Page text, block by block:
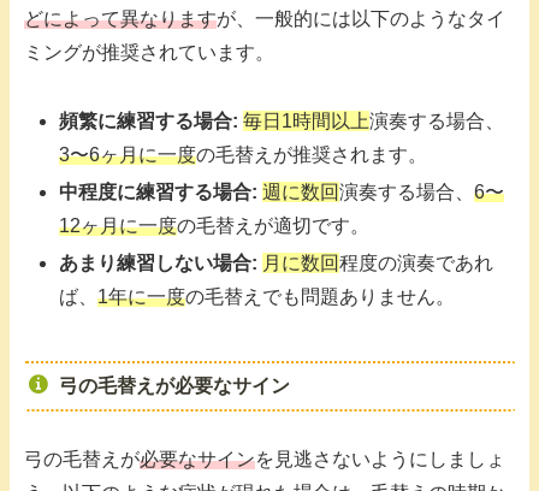
どによって異なりますが、一般的には以下のようなタイ
ミングが推奨されています。
頻繁に練習する場合: 毎日1時間以上演奏する場合、
3〜6ヶ月に一度の毛替えが推奨されます。
中程度に練習する場合: 週に数回演奏する場合、6〜
12ヶ月に一度の毛替えが適切です。
あまり練習しない場合: 月に数回程度の演奏であれ
ば、1年に一度の毛替えでも問題ありません。
弓の毛替えが必要なサイン
弓の毛替えが必要なサインを見逃さないようにしましょ